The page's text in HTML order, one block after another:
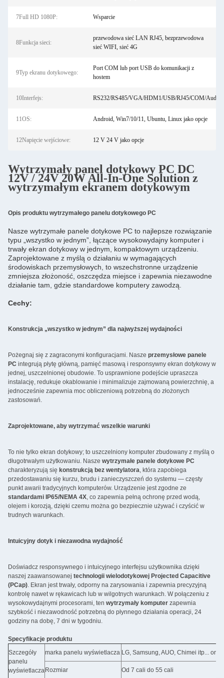
7Full HD 1080P: Wsparcie
8Funkcja sieci:
przewodowa sieć LAN RJ45, bezprzewodowa
sieć WIFI, sieć 4G
9Typ ekranu dotykowego:
Port COM lub port USB do komunikacji z
hostem
10Interfejs: RS232/RS485/VGA/HDM1/USB/RJ45/COM/Audio
11OS: Android, Win7/10/11, Ubuntu, Linux jako opcje
12Napięcie wejściowe: 12 V 24 V jako opcje
Wytrzymały panel dotykowy PC DC
12V / 24V 20W All-In-One Solution z
wytrzymałym ekranem dotykowym
Opis produktu wytrzymałego panelu dotykowego PC
Nasze wytrzymałe panele dotykowe PC to najlepsze rozwiązanie
typu „wszystko w jednym”, łączące wysokowydajny komputer i
trwały ekran dotykowy w jednym, kompaktowym urządzeniu.
Zaprojektowane z myślą o działaniu w wymagających
środowiskach przemysłowych, to wszechstronne urządzenie
zmniejsza złożoność, oszczędza miejsce i zapewnia niezawodne
działanie tam, gdzie standardowe komputery zawodzą.
Cechy:
Konstrukcja „wszystko w jednym” dla najwyższej wydajności
Pożegnaj się z zagraconymi konfiguracjami. Nasze przemysłowe panele
PC integrują płytę główną, pamięć masową i responsywny ekran dotykowy w
jednej, uszczelnionej obudowie. To usprawnione podejście upraszcza
instalację, redukuje okablowanie i minimalizuje zajmowaną powierzchnię, a
jednocześnie zapewnia moc obliczeniową potrzebną do złożonych
zastosowań.
Zaprojektowane, aby wytrzymać wszelkie warunki
To nie tylko ekran dotykowy; to uszczelniony komputer zbudowany z myślą o
długotrwałym użytkowaniu. Nasze wytrzymałe panele dotykowe PC
charakteryzują się konstrukcją bez wentylatora, która zapobiega
przedostawaniu się kurzu, brudu i zanieczyszczeń do systemu — częsty
punkt awarii tradycyjnych komputerów. Urządzenie jest zgodne ze
standardami IP65/NEMA 4X, co zapewnia pełną ochronę przed wodą,
olejem i korozją, dzięki czemu można go bezpiecznie używać i czyścić w
trudnych warunkach.
Intuicyjny dotyk i niezawodna wydajność
Doświadcz responsywnego i intuicyjnego interfejsu użytkownika dzięki
naszej zaawansowanej technologii wielodotykowej Projected Capacitive
(PCap). Ekran jest trwały, odporny na zarysowania i zapewnia precyzyjną
kontrolę nawet w rękawicach lub w wilgotnych warunkach. W połączeniu z
wysokowydajnymi procesorami, ten wytrzymały komputer zapewnia
szybkość i niezawodność potrzebną do płynnego działania operacji, 24
godziny na dobę, 7 dni w tygodniu.
Specyfikacje produktu
Szczegóły
panelu
wyświetlacza
marka panelu wyświetlacza LG, Samsung, AUO, Chimei itp...
Rozmiar Od 7 cali do 55 cali